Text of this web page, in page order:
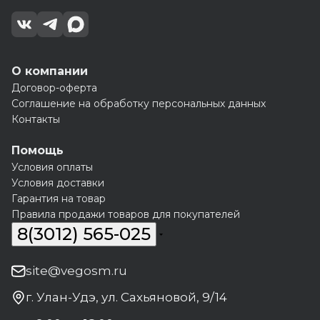
О компании
Договор-оферта
Соглашение на обработку персональных данных
Контакты
Помощь
Условия оплаты
Условия доставки
Гарантия на товар
Правила продажи товаров для покупателей
8(3012) 565-025
site@vegosm.ru
г. Улан-Удэ, ул. Сахьяновой, 9/14